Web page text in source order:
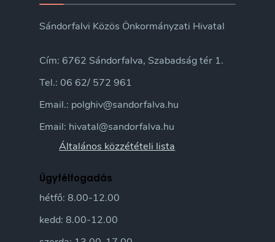
Sándorfalvi Közös Önkormányzati Hivatal
Cím: 6762 Sándorfalva, Szabadság tér 1.
Tel.: 06 62/ 572 961
Email.: polghiv@sandorfalva.hu
Email: hivatal@sandorfalva.hu
Általános közzétételi lista
Ügyfélfogadás
hétfő: 8.00-12.00
kedd: 8.00-12.00